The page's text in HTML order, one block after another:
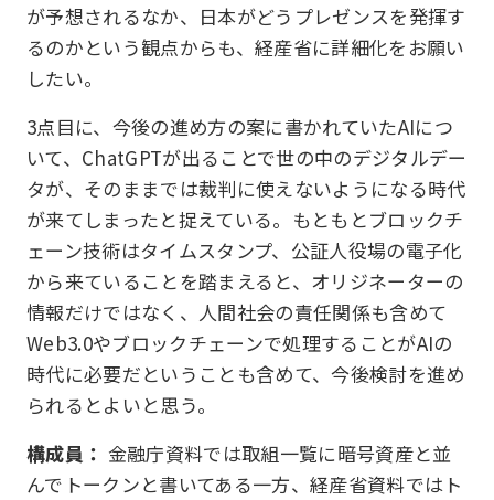
が予想されるなか、日本がどうプレゼンスを発揮す
るのかという観点からも、経産省に詳細化をお願い
したい。
3点目に、今後の進め方の案に書かれていたAIにつ
いて、ChatGPTが出ることで世の中のデジタルデー
タが、そのままでは裁判に使えないようになる時代
が来てしまったと捉えている。もともとブロックチ
ェーン技術はタイムスタンプ、公証人役場の電子化
から来ていることを踏まえると、オリジネーターの
情報だけではなく、人間社会の責任関係も含めて
Web3.0やブロックチェーンで処理することがAIの
時代に必要だということも含めて、今後検討を進め
られるとよいと思う。
構成員： 金融庁資料では取組一覧に暗号資産と並
んでトークンと書いてある一方、経産省資料ではト